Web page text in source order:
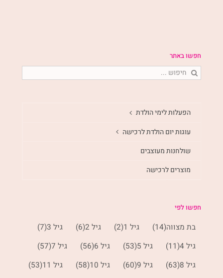
חפשו באתר
חיפוש...
הפעלות לימי הולדת
עוגות יום הולדת לרכישה
שולחנות מעוצבים
מוצרים לרכישה
חפשו לפי
בת מצווה(14) גיל 1 (2) גיל 2 (6) גיל 3 (7)
גיל 4 (11) גיל 5 (53) גיל 6 (56) גיל 7 (57)
גיל 8 (63) גיל 9 (60) גיל 10 (58) גיל 11
(53)